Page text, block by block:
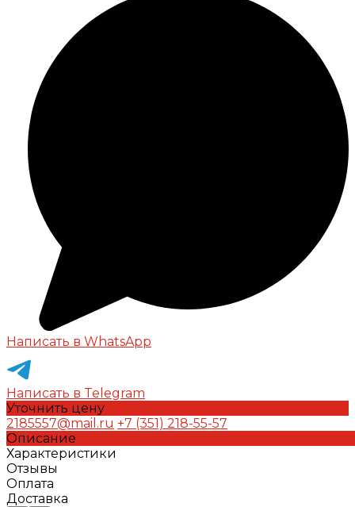
Написать в WhatsApp
Написать в Telegram
Уточнить цену
2185557@mail.ru +7 (351) 218-55-57
Описание
Характеристики
Отзывы
Оплата
Доставка